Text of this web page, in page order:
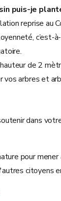
puis-je
reprise au
c’est-
de 2
arbres et
dans
pour
citoyens